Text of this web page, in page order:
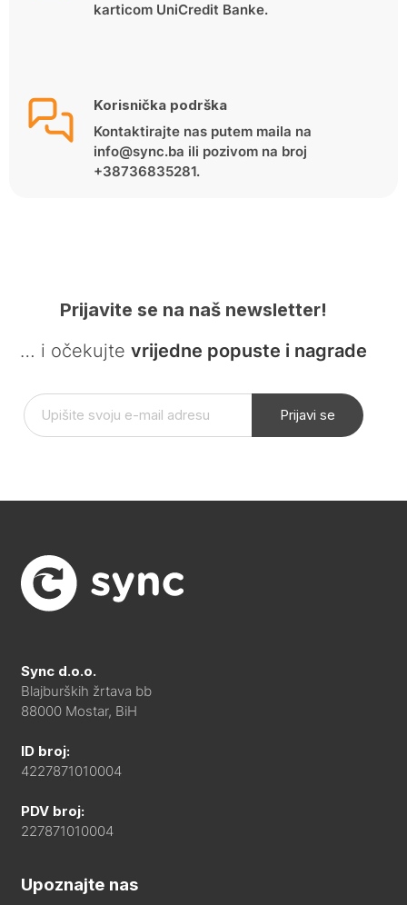
karticom UniCredit Banke.
Korisnička podrška
Kontaktirajte nas putem maila na
info@sync.ba ili pozivom na broj
+38736835281.
Prijavite se na naš newsletter!
… i očekujte vrijedne popuste i nagrade
Prijavi se
Sync d.o.o.
Blajburških žrtava bb
88000 Mostar, BiH
ID broj:
4227871010004
PDV broj:
227871010004
Upoznajte nas